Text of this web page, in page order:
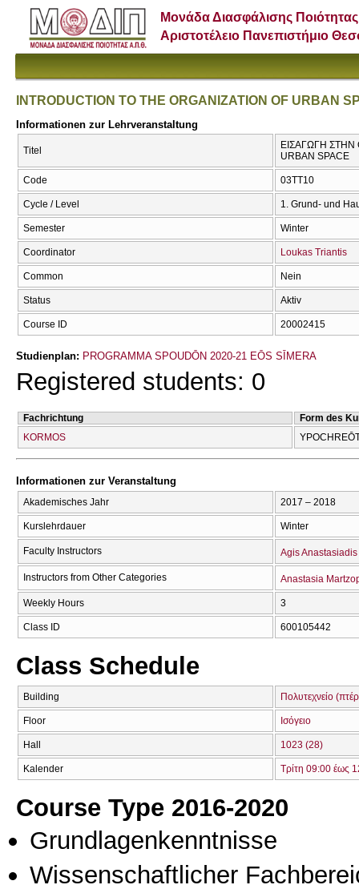
Μονάδα Διασφάλισης Ποιότητας
Αριστοτέλειο Πανεπιστήμιο
INTRODUCTION TO THE ORGANIZATION OF URBAN
Informationen zur Lehrveranstaltung
Titel
ΕΙΣΑΓΩΓΗ ΣΤΗΝ
URBAN SPACE
Code 03TT10
Cycle / Level 1. Grund- und
Semester Winter
Coordinator Loukas Triantis
Common Nein
Status Aktiv
Course ID 20002415
Studienplan: PROGRAMMA SPOUDŌN 2020-21 EŌS SĪMERA
Registered students: 0
Fachrichtung
Form des
KORMOS
Informationen zur Veranstaltung
Akademisches Jahr 2017 – 2018
Kurslehrdauer Winter
Faculty Instructors Agis Anastasiadis
Instructors from Other Categories Anastasia
Weekly Hours 3
Class ID 600105442
Class Schedule
Building Πολυτεχνείο
Floor Ισόγειο
Hall 1023 (28)
Kalender Τρίτη 09:00 έως
Course Type 2016-2020
Grundlagenkenntnisse
Wissenschaftlicher